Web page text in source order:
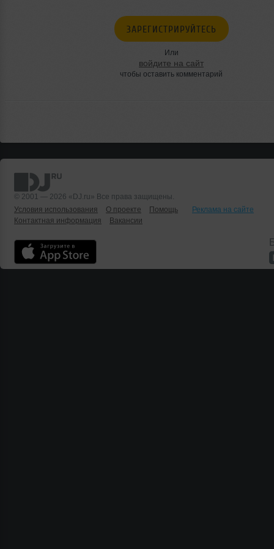
ЗАРЕГИСТРИРУЙТЕСЬ
Или
войдите на сайт
чтобы оставить комментарий
© 2001 — 2026 «DJ.ru» Все права защищены.
Условия использования
О проекте Помощь
Реклама на сайте
Контактная информация
Вакансии